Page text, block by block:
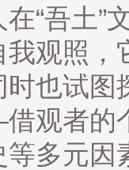
“吾土”
观照
也试图
观者的
多元